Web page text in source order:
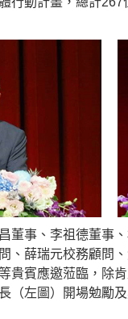
董事、李祖德董事
、薛瑞元校務顧問
貴賓應邀蒞臨，除
（左圖）開場勉勵